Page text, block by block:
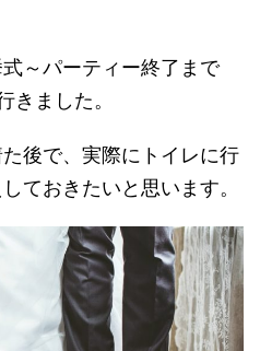
～パーティー終了まで
きました。
後で、実際にトイレに行
ておきたいと思います。